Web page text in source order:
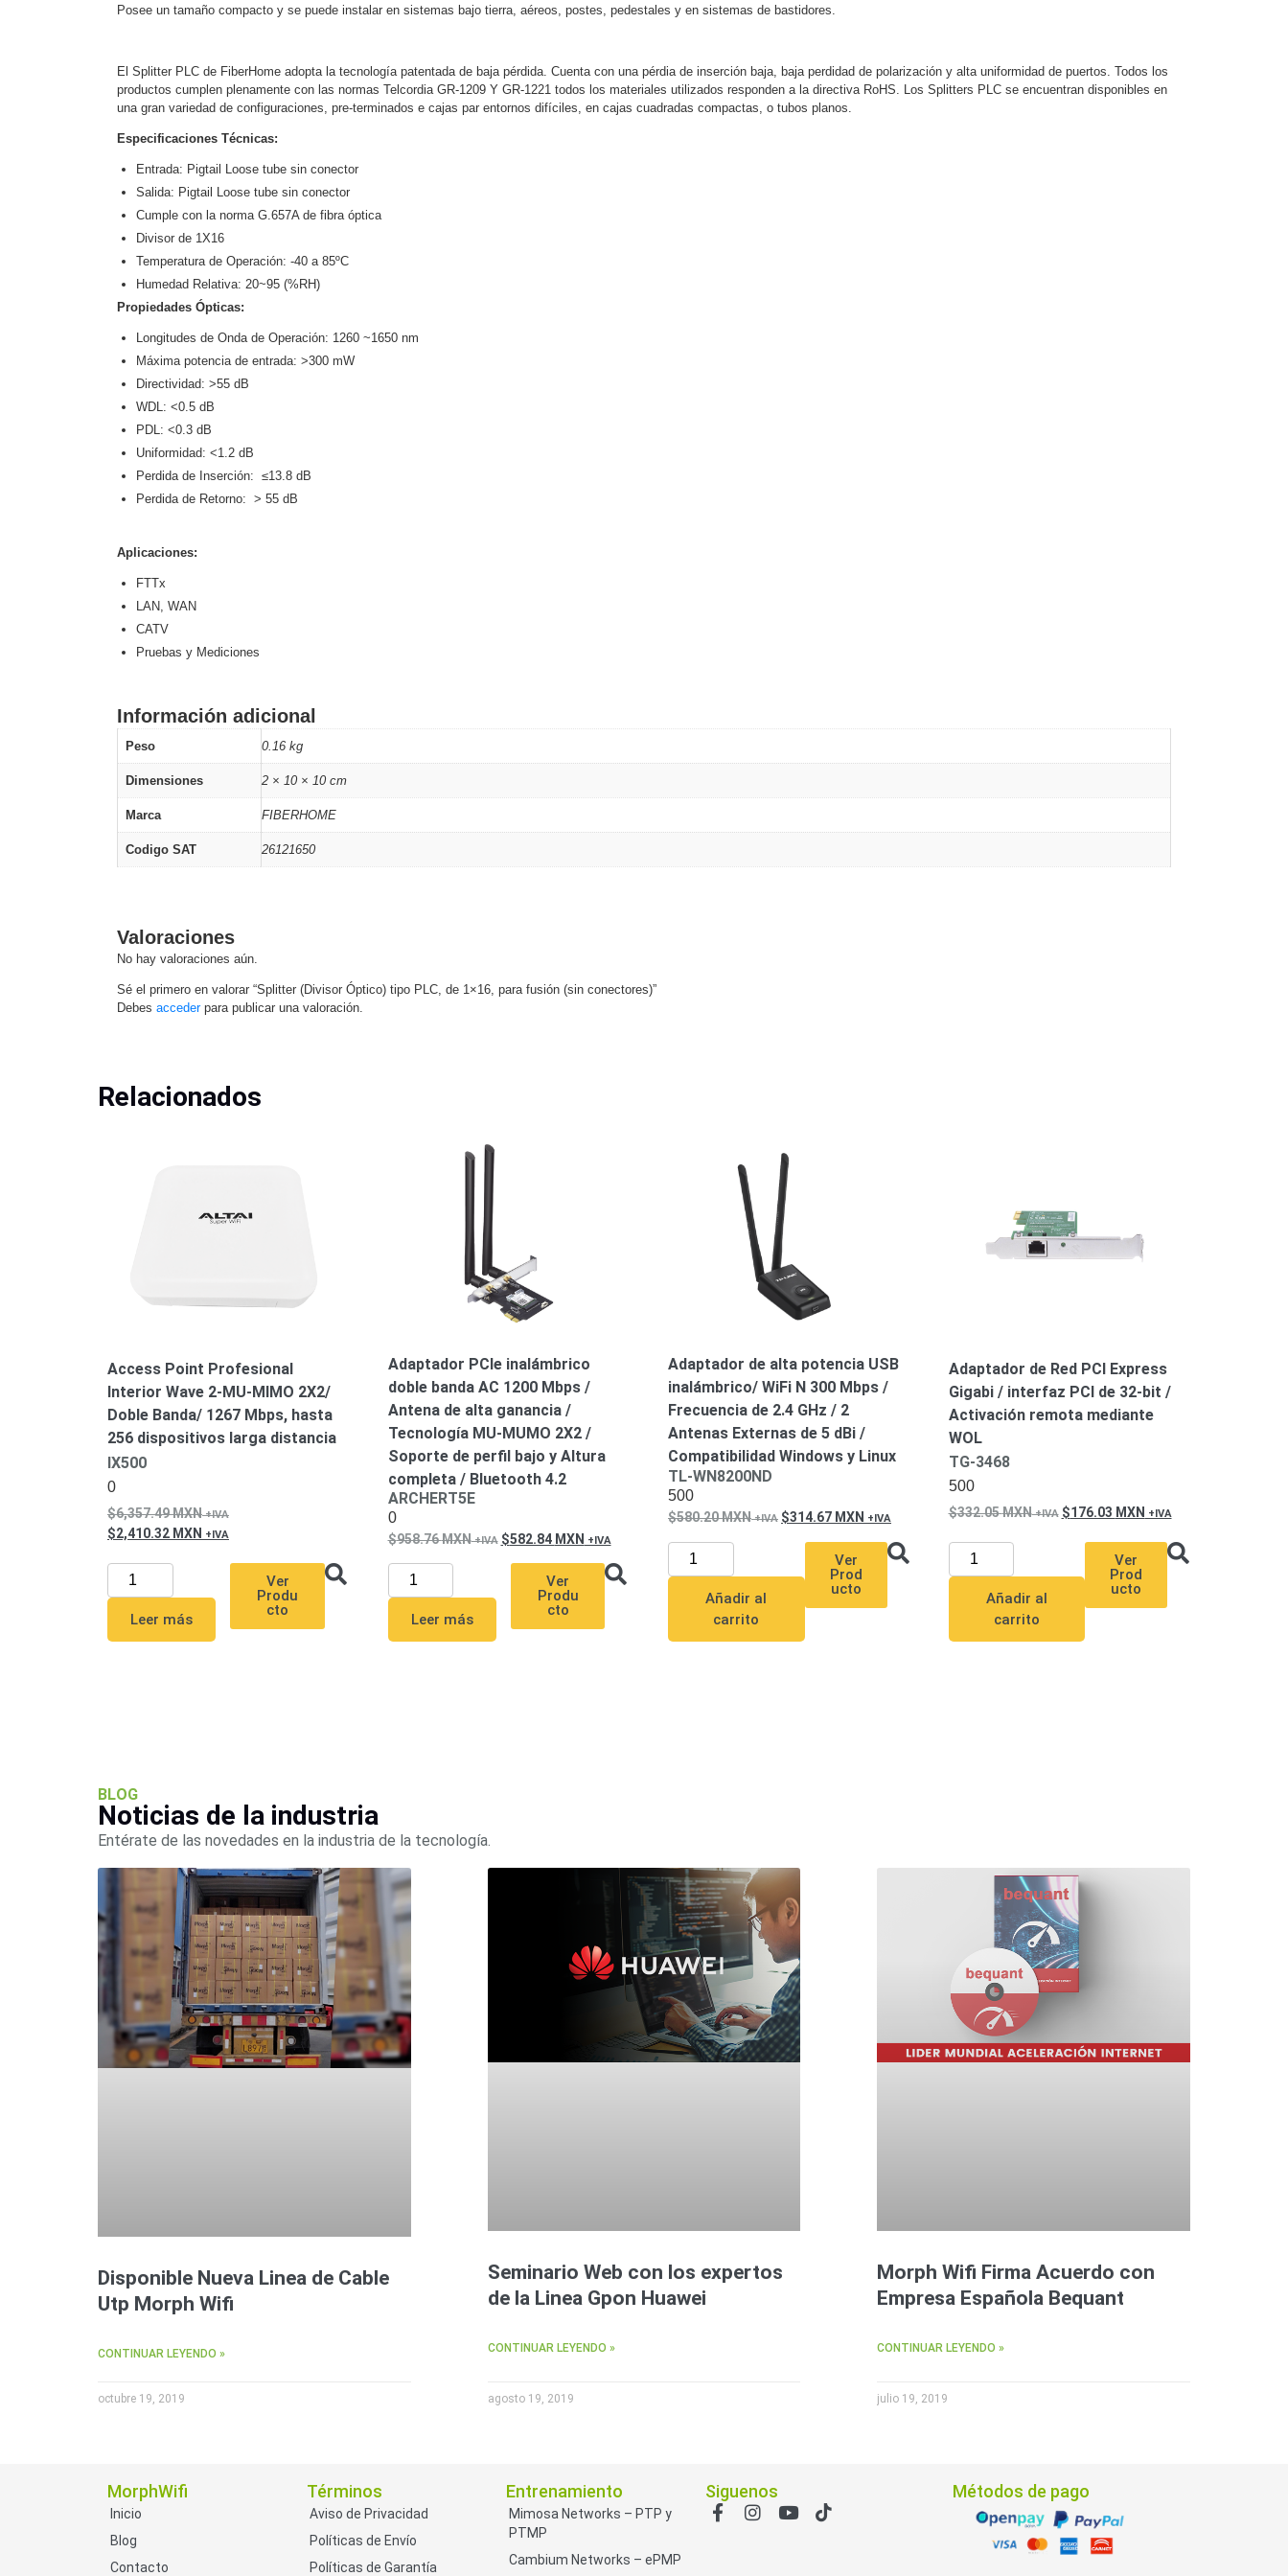
Software VMS y Analíticas
AccesoriosBody Cams (Portátiles)Cámaras MóvilesDash Cams
Videoporteros e Interfonos
AccesoriosIntercomunicadoresVideoporteros Analógicos Videoporteros IP
Posee un tamaño compacto y se puede instalar en sistemas bajo tierra, aéreos, postes, pedestales y en sistemas de bastidores.
El Splitter PLC de FiberHome adopta la tecnología patentada de baja pérdida. Cuenta con una pérdia de inserción baja, baja perdidad de polarización y alta uniformidad de puertos. Todos los
productos cumplen plenamente con las normas Telcordia GR-1209 Y GR-1221 todos los materiales utilizados responden a la directiva RoHS. Los Splitters PLC se encuentran disponibles en
una gran variedad de configuraciones, pre-terminados e cajas par entornos difíciles, en cajas cuadradas compactas, o tubos planos.
Especificaciones Técnicas:
Entrada: Pigtail Loose tube sin conector
Salida: Pigtail Loose tube sin conector
Cumple con la norma G.657A de fibra óptica
Divisor de 1X16
Temperatura de Operación: -40 a 85ºC
Humedad Relativa: 20~95 (%RH)
Propiedades Ópticas:
Longitudes de Onda de Operación: 1260 ~1650 nm
Máxima potencia de entrada: >300 mW
Directividad: >55 dB
WDL: <0.5 dB
PDL: <0.3 dB
Uniformidad: <1.2 dB
Perdida de Inserción: ≤13.8 dB
Perdida de Retorno: > 55 dB
Aplicaciones:
FTTx
LAN, WAN
CATV
Pruebas y Mediciones
Información adicional
Peso 0.16 kg
Dimensiones 2 × 10 × 10 cm
Marca FIBERHOME
Codigo SAT 26121650
Valoraciones
No hay valoraciones aún.
Sé el primero en valorar “Splitter (Divisor Óptico) tipo PLC, de 1×16, para fusión (sin conectores)”
Debes accederpara publicar una valoración.
Relacionados
Access Point Profesional
Interior Wave 2-MU-MIMO 2X2/
Doble Banda/ 1267 Mbps, hasta
256 dispositivos larga distancia
IX500
0
6,357.49MXN
2,410.32 MXN
Leer más
Ver
Produ
cto
Adaptador PCIe inalámbrico
doble banda AC 1200 Mbps /
Antena de alta ganancia /
Tecnología MU-MUMO 2X2 /
Soporte de perfil bajo y Altura
completa / Bluetooth 4.2
ARCHERT5E
0
958.76MXN 582.84 MXN
Leer más
Ver
Produ
cto
Adaptador de alta potencia USB
inalámbrico/ WiFi N 300 Mbps /
Frecuencia de 2.4 GHz / 2
Antenas Externas de 5 dBi /
Compatibilidad Windows y Linux
TL-WN8200ND
500
580.20MXN 314.67 MXN
Añadir al
carrito
Ver
Prod
ucto
Adaptador de Red PCI Express
Gigabi / interfaz PCI de 32-bit /
Activación remota mediante
WOL
TG-3468
500
332.05MXN 176.03 MXN
Añadir al
carrito
Ver
Prod
ucto
BLOG
Noticias de la industria
Entérate de las novedades en la industria de la tecnología.
Disponible Nueva Linea de Cable
Utp Morph Wifi
CONTINUAR LEYENDO »
octubre 19, 2019
Seminario Web con los expertos
de la Linea Gpon Huawei
CONTINUAR LEYENDO »
agosto 19, 2019
Morph Wifi Firma Acuerdo con
Empresa Española Bequant
CONTINUAR LEYENDO »
julio 19, 2019
MorphWifi
Inicio
Blog
Contacto
Términos
Aviso de Privacidad
Políticas de Envío
Políticas de Garantía
Entrenamiento
Mimosa Networks – PTP y
PTMP
Cambium Networks – ePMP
Siguenos Métodos de pago